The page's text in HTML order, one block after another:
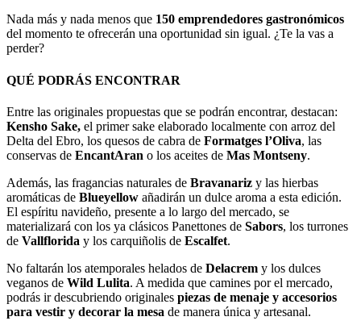
Nada más y nada menos que 150 emprendedores gastronómicos
del momento te ofrecerán una oportunidad sin igual. ¿Te la vas a
perder?
QUÉ PODRÁS ENCONTRAR
Entre las originales propuestas que se podrán encontrar, destacan:
Kensho Sake, el primer sake elaborado localmente con arroz del
Delta del Ebro, los quesos de cabra de Formatges l’Oliva, las
conservas de EncantAran o los aceites de Mas Montseny.
Además, las fragancias naturales de Bravanariz y las hierbas
aromáticas de Blueyellow añadirán un dulce aroma a esta edición.
El espíritu navideño, presente a lo largo del mercado, se
materializará con los ya clásicos Panettones de Sabors, los turrones
de Vallflorida y los carquiñolis de Escalfet.
No faltarán los atemporales helados de Delacrem y los dulces
veganos de Wild Lulita. A medida que camines por el mercado,
podrás ir descubriendo originales piezas de menaje y accesorios
para vestir y decorar la mesa de manera única y artesanal.